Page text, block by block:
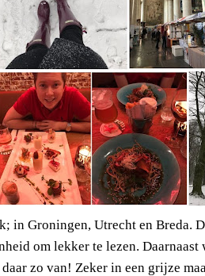
in Groningen, Utrecht en Breda.
om lekker te lezen. Daarnaast
zo van! Zeker in een grijze